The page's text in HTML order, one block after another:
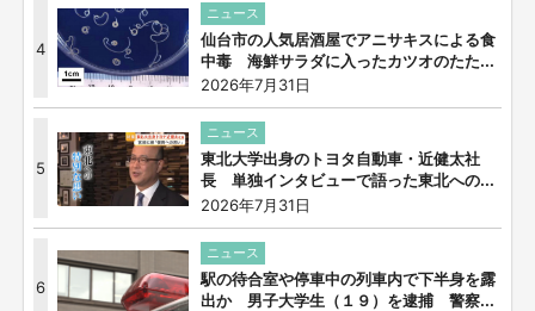
4
ニュース
仙台市の人気居酒屋でアニサキスによる食
中毒 海鮮サラダに入ったカツオのたた...
2026年7月31日
5
ニュース
東北大学出身のトヨタ自動車・近健太社
長 単独インタビューで語った東北への...
2026年7月31日
6
ニュース
駅の待合室や停車中の列車内で下半身を露
出か 男子大学生（１９）を逮捕 警察...